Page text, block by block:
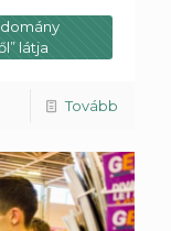
látja
Tovább